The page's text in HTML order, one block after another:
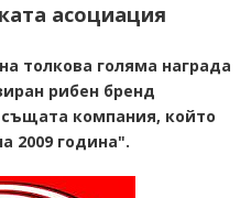
асоциация
толкова голяма награда
рибен бренд
същата компания, който
2009 година".